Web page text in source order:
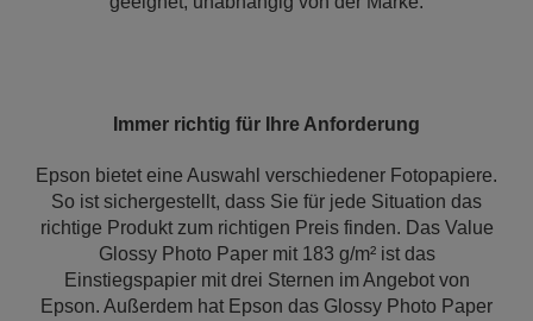
Immer richtig für Ihre Anforderung
Epson bietet eine Auswahl verschiedener Fotopapiere.
So ist sichergestellt, dass Sie für jede Situation das
richtige Produkt zum richtigen Preis finden. Das Value
Glossy Photo Paper mit 183 g/m² ist das
Einstiegspapier mit drei Sternen im Angebot von
Epson. Außerdem hat Epson das Glossy Photo Paper